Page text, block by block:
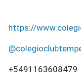
https://
+5491163608479